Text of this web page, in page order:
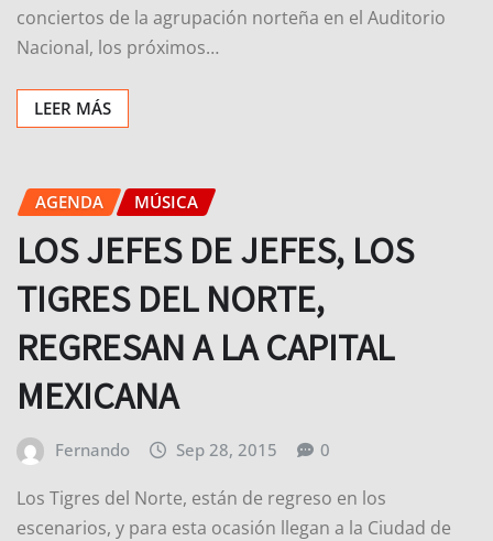
conciertos de la agrupación norteña en el Auditorio
Nacional, los próximos…
LEER MÁS
AGENDA MÚSICA
LOS JEFES DE JEFES, LOS
TIGRES DEL NORTE,
REGRESAN A LA CAPITAL
MEXICANA
Fernando Sep 28, 2015 0
Los Tigres del Norte, están de regreso en los
escenarios, y para esta ocasión llegan a la Ciudad de